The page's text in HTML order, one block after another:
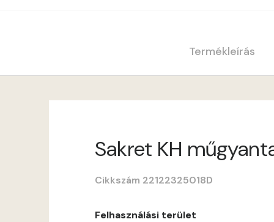
Termékleírás
Sakret KH
Cikkszám 22122325018D
Felhasználási terület